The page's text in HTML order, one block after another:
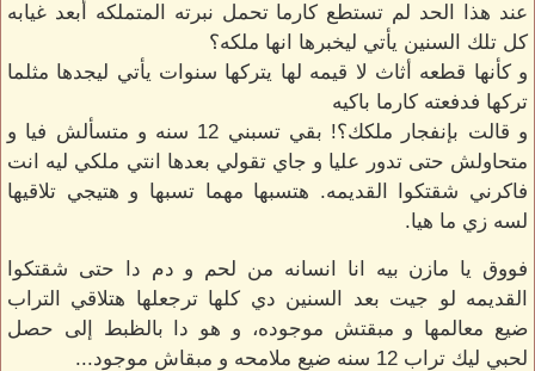
عند هذا الحد لم تستطع كارما تحمل نبرته المتملكه أبعد غيابه
كل تلك السنين يأتي ليخبرها انها ملكه؟
و كأنها قطعه أثاث لا قيمه لها يتركها سنوات يأتي ليجدها مثلما
تركها فدفعته كارما باكيه
و قالت بإنفجار ملكك؟! بقي تسبني 12 سنه و متسألش فيا و
متحاولش حتى تدور عليا و جاي تقولي بعدها انتي ملكي ليه انت
فاكرني شقتكوا القديمه. هتسبها مهما تسبها و هتيجي تلاقيها
لسه زي ما هيا.
فووق يا مازن بيه انا انسانه من لحم و دم دا حتى شقتكوا
القديمه لو جيت بعد السنين دي كلها ترجعلها هتلاقي التراب
ضيع معالمها و مبقتش موجوده، و هو دا بالظبط إلى حصل
لحبي ليك تراب 12 سنه ضيع ملامحه و مبقاش موجود...